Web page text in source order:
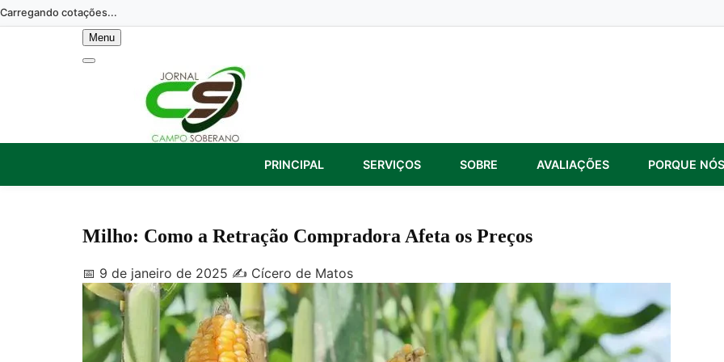
Skip
to
Carregando cotações...
Menu
PRINCIPAL SERVIÇOS SOBRE AVALIAÇÕES PORQUE NÓS
Milho: Como a Retração Compradora Afeta os Preços
📅 9 de janeiro de 2025 ✍️ Cícero de Matos